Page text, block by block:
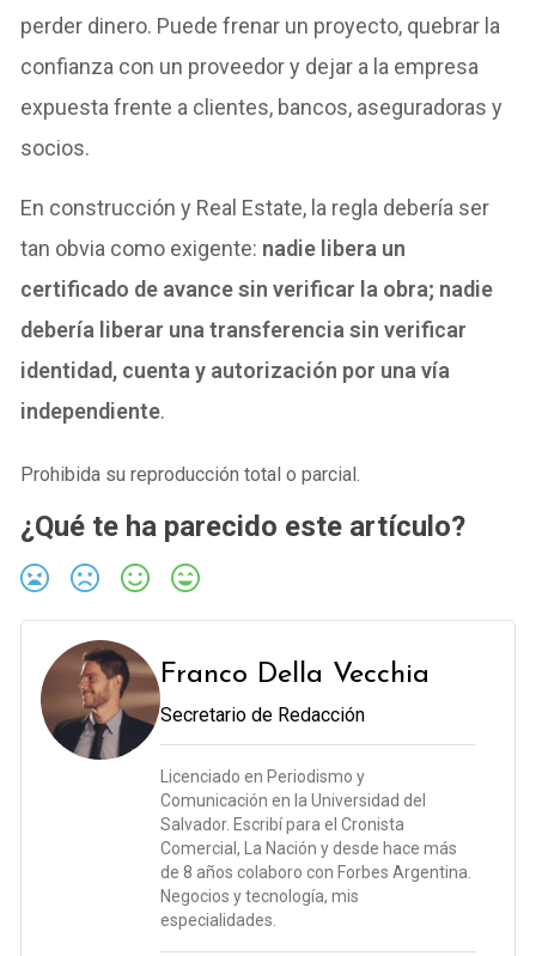
perder dinero. Puede frenar un proyecto, quebrar la
confianza con un proveedor y dejar a la empresa
expuesta frente a clientes, bancos, aseguradoras y
socios.
En construcción y Real Estate, la regla debería ser
tan obvia como exigente: nadie libera un
certificado de avance sin verificar la obra; nadie
debería liberar una transferencia sin verificar
identidad, cuenta y autorización por una vía
independiente.
Prohibida su reproducción total o parcial.
¿Qué te ha parecido este artículo?
Franco Della Vecchia
Secretario de Redacción
Licenciado en Periodismo y
Comunicación en la Universidad del
Salvador. Escribí para el Cronista
Comercial, La Nación y desde hace más
de 8 años colaboro con Forbes Argentina.
Negocios y tecnología, mis
especialidades.